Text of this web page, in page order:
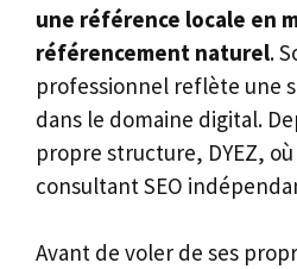
une référence locale en
référencement naturel.
professionnel reflète une
dans le domaine digital.
propre structure, DYEZ,
consultant SEO
Avant de voler de ses